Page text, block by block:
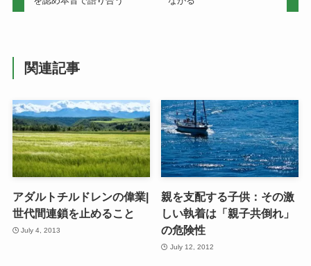
関連記事
アダルトチルドレンの偉業|
世代間連鎖を止めること
July 4, 2013
親を支配する子供：その激
しい執着は「親子共倒れ」
の危険性
July 12, 2012